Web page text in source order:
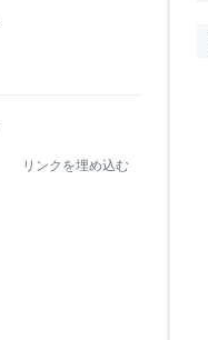
リンクを埋め込む